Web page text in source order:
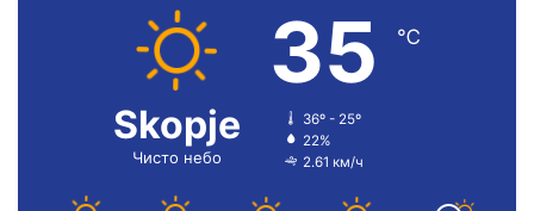
Skopje
Чисто небо
35 ℃
36º - 25º
22%
2.61 км/ч